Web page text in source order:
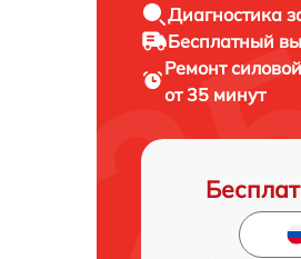
Диагностика
Бесплатный
Ремонт
от 35 минут